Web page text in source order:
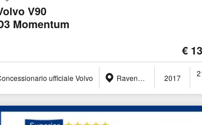
V90
Momentum
€
ufficiale Volvo Ravenna (RA) 2017